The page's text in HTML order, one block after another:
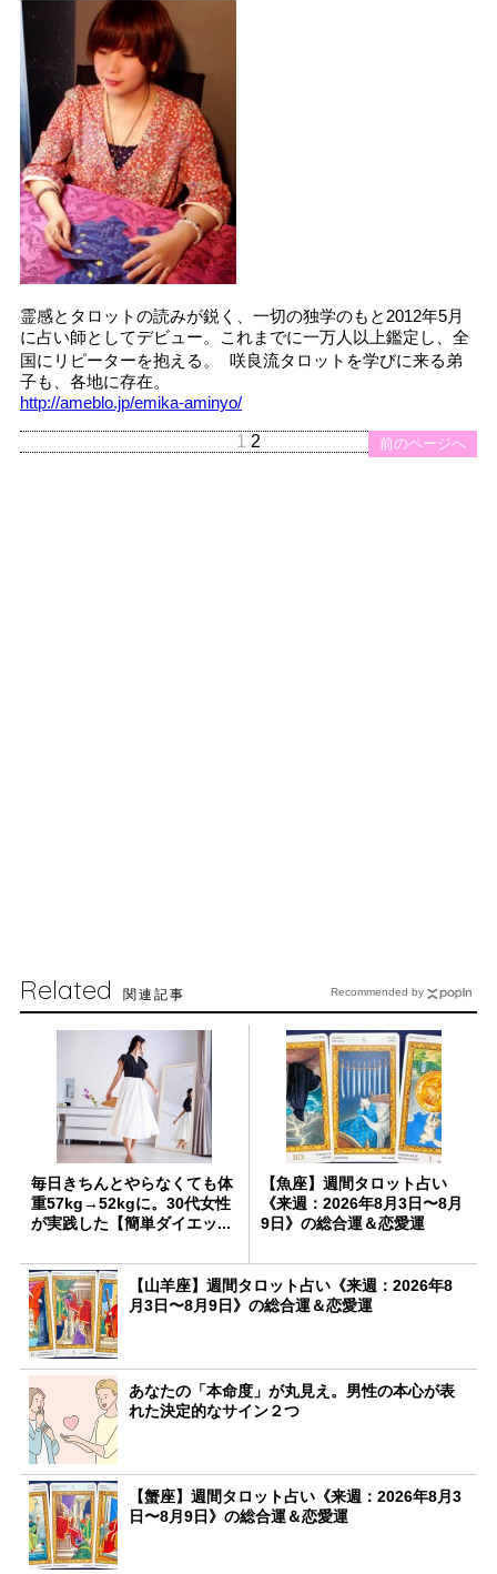
霊感とタロットの読みが鋭く、一切の独学のもと2012年5月
に占い師としてデビュー。これまでに一万人以上鑑定し、全
国にリピーターを抱える。 咲良流タロットを学びに来る弟
子も、各地に存在。
http://ameblo.jp/emika-aminyo/
前のページへ
1 2
Related 関連記事
毎日きちんとやらなくても体
重57kg→52kgに。30代女性
が実践した【簡単ダイエッ...
【魚座】週間タロット占い
《来週：2026年8月3日〜8月
9日》の総合運＆恋愛運
【山羊座】週間タロット占い《来週：2026年8
月3日〜8月9日》の総合運＆恋愛運
あなたの「本命度」が丸見え。男性の本心が表
れた決定的なサイン２つ
【蟹座】週間タロット占い《来週：2026年8月3
日〜8月9日》の総合運＆恋愛運
Recommended by